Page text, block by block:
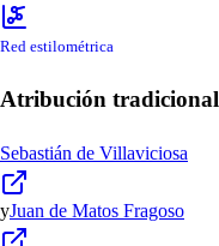
Red estilométrica
Atribución tradicional
Sebastián de Villaviciosa
yJuan de Matos Fragoso